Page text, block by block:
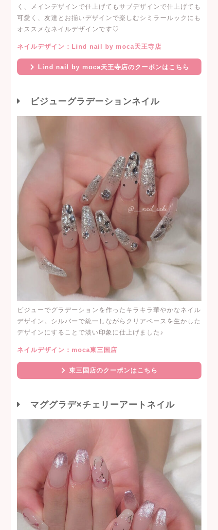
く、メインデザインで仕上げてもサブデザインで仕上げても
可愛く、友達とお揃いデザインで楽しむシミラールックにも
オススメなネイルデザインです♡
ネイルデザイン：Lind nail by moca天王寺店
Lind nail by moca天王寺店のクーポンはこちら
ビジューグラデーションネイル
ビジューでグラデーションを作ったキラキラ華やかなネイル
デザイン。シルバーで統一しながらクリアベースを生かした
デザインにすることで淡い印象に仕上げました♪
ネイルデザイン：moca東三国店
東三国店のクーポンはこちら
マググラデ×チェリーアートネイル